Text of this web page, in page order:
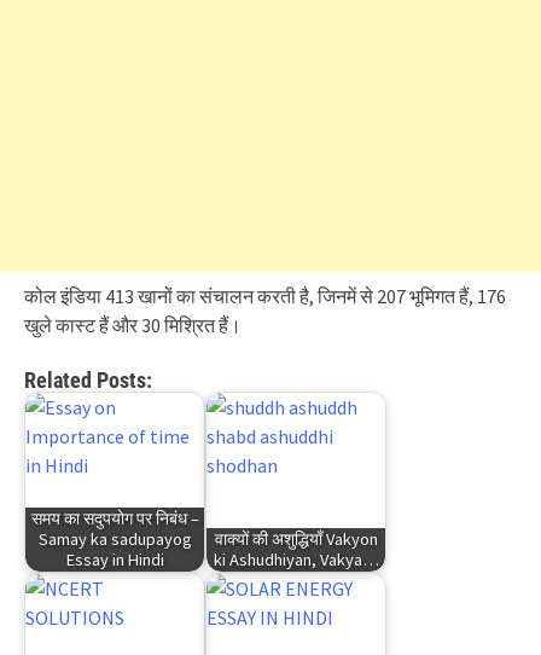
कोल इंडिया 413 खानों का संचालन करती है, जिनमें से 207 भूमिगत हैं, 176
खुले कास्ट हैं और 30 मिश्रित हैं।
Related Posts:
समय का सदुपयोग पर निबंध –
Samay ka sadupayog
Essay in Hindi
वाक्यों की अशुद्धियाँ Vakyon
ki Ashudhiyan, Vakya…